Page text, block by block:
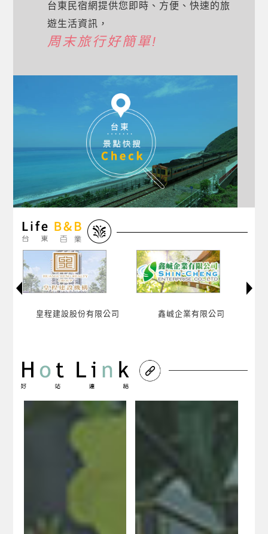
台東民宿網提供您即時、方便、快速的旅
遊生活資訊，
周末旅行好簡單!
鑫峸企業有限公司 山築設計